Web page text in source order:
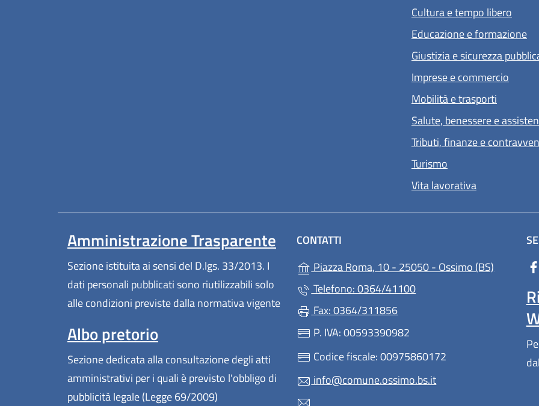
Cultura e tempo libero
Educazione e formazione
Giustizia e sicurezza
Imprese e commercio
Mobilità e trasporti
Salute, benessere e
Tributi, finanze e
Turismo
Vita lavorativa
Amministrazione Trasparente
Sezione istituita ai sensi del D.lgs. 33/2013. I
dati personali pubblicati sono riutilizzabili solo
alle condizioni previste dalla normativa vigente
Albo pretorio
Sezione dedicata alla consultazione degli atti
amministrativi per i quali è previsto l'obbligo di
pubblicità legale (Legge 69/2009)
CONTATTI
Piazza Roma, 10 - 25050 - Ossimo (BS) (apre in
Telefono: 0364/41100
Fax: 0364/311856
P. IVA: 00593390982
Codice fiscale: 00975860172
info@comune.ossimo.bs.it